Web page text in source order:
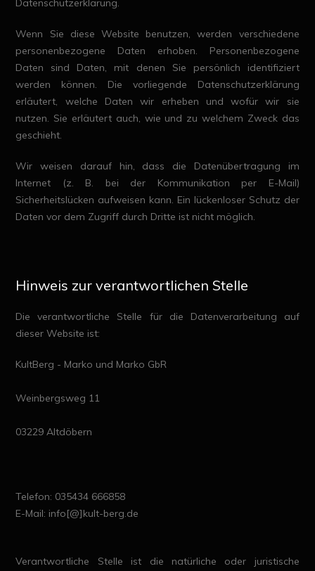
Datenschutzerklärung.
Wenn Sie diese Website benutzen, werden verschiedene
personenbezogene Daten erhoben. Personenbezogene
Daten sind Daten, mit denen Sie persönlich identifiziert
werden können. Die vorliegende Datenschutzerklärung
erläutert, welche Daten wir erheben und wofür wir sie
nutzen. Sie erläutert auch, wie und zu welchem Zweck das
geschieht.
Wir weisen darauf hin, dass die Datenübertragung im
Internet (z. B. bei der Kommunikation per E-Mail)
Sicherheitslücken aufweisen kann. Ein lückenloser Schutz der
Daten vor dem Zugriff durch Dritte ist nicht möglich.
Hinweis zur verantwortlichen Stelle
Die verantwortliche Stelle für die Datenverarbeitung auf
dieser Website ist:
KultBerg - Marko und Marko GbR
Weinbergsweg 11
03229 Altdöbern
Telefon: 035434 666858
E-Mail: info[@]kult-berg.de
Verantwortliche Stelle ist die natürliche oder juristische